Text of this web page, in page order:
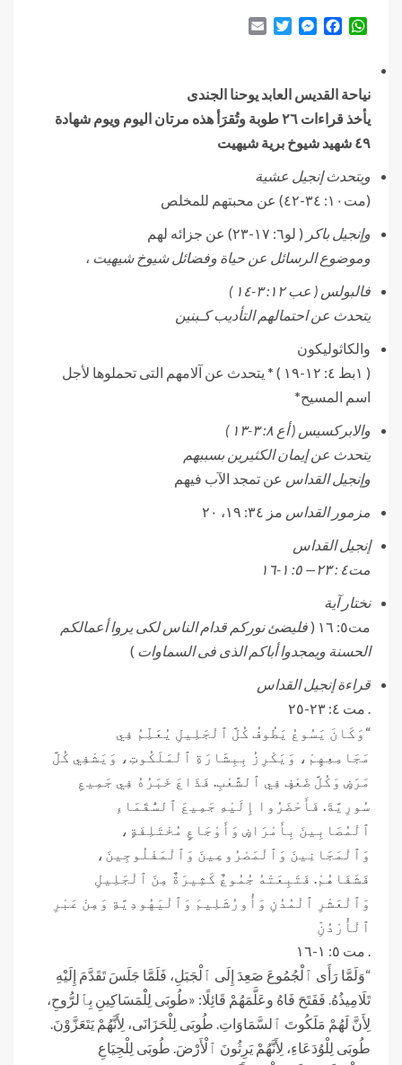
WhatsApp
Facebook
Messenger
Twitter
نياحة القديس العابد يوحنا الجندى
يأخذ قراءات ٢٦ طوبة وتُقرَأ هذه مرتان اليوم ويوم شهادة
٤٩ شهيد شيوخ برية شيهيت
ويتحدث إنجيل عشية
(مت١٠: ٣٤-٤٢) عن محبتهم للمخلص
وإنجيل باكر ( لو٦: ١٧-٢٣) عن جزائه لهم
وموضوع الرسائل عن حياة وفضائل شيوخ شيهيت ،
فالبولس ( عب ١٢: ٣-١٤ )
يتحدث عن احتمالهم التأديب كـبنين
والكاثوليكون
( ١بط ٤: ١٢-١٩ ) * يتحدث عن آلامهم التى تحملوها لأجل
اسم المسيح*
والابركسيس ( أع ٨: ٣-١٣ )
يتحدث عن إيمان الكثيرين بسببهم
وإنجيل القداس عن تمجد الآب فيهم
مزمور القداس مز ٣٤: ١٩، ٢٠
إنجيل القداس
مت٤ : ٢٣— ٥: ١-١٦
نختار آية
مت٥: ١٦ (
فليضئ نوركم قدام الناس لكى يروا أعمالكم
الحسنة ويمجدوا أباكم الذى فى السماوات )
قراءة إنجيل القداس
. مت ٤: ٢٣-٢٥
“وَكَانَ يَسُوعُ يَطُوفُ كُلَّ ٱلْجَلِيلِ يُعَلِّمُ فِي
مَجَامِعِهِمْ، وَيَكْرِزُ بِبِشَارَةِ ٱلْمَلَكُوتِ، وَيَشْفِي كُلَّ
مَرَضٍ وَكُلَّ ضَعْفٍ فِي ٱلشَّعْبِ. فَذَاعَ خَبَرُهُ فِي جَمِيعِ
سُورِيَّةَ. فَأَحْضَرُوا إِلَيْهِ جَمِيعَ ٱلسُّقَمَاءِ
ٱلْمُصَابِينَ بِأَمْرَاضٍ وَأَوْجَاعٍ مُخْتَلِفَةٍ،
وَٱلْمَجَانِينَ وَٱلْمَصْرُوعِينَ وَٱلْمَفْلُوجِينَ،
فَشَفَاهُمْ. فَتَبِعَتْهُ جُمُوعٌ كَثِيرَةٌ مِنَ ٱلْجَلِيلِ
وَٱلْعَشْرِ ٱلْمُدُنِ وَأُورُشَلِيمَ وَٱلْيَهُودِيَّةِ وَمِنْ عَبْرِ
ٱلْأُرْدُنِّ
. مت ٥: ١-١٦
“وَلَمَّا رَأَى ٱلْجُمُوعَ صَعِدَ إِلَى ٱلْجَبَلِ، فَلَمَّا جَلَسَ تَقَدَّمَ إِلَيْهِ
تَلَامِيذُهُ. فَفَتَحَ فَاهُ وعَلَّمَهُمْ قَائِلًا: «طُوبَى لِلْمَسَاكِينِ بِٱلرُّوحِ،
لِأَنَّ لَهُمْ مَلَكُوتَ ٱلسَّمَاوَاتِ. طُوبَى لِلْحَزَانَى، لِأَنَّهُمْ يَتَعَزَّوْنَ.
طُوبَى لِلْوُدَعَاءِ، لِأَنَّهُمْ يَرِثُونَ ٱلْأَرْضَ. طُوبَى لِلْجِيَاعِ